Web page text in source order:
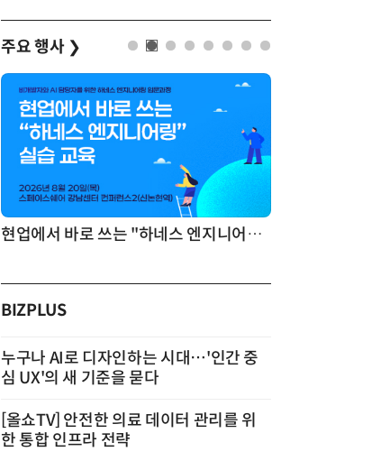
주요 행사 ❯
현업에서 바로 쓰는 "하네스 엔지니어링" 실습 교육
BIZPLUS
누구나 AI로 디자인하는 시대…'인간 중
심 UX'의 새 기준을 묻다
[올쇼TV] 안전한 의료 데이터 관리를 위
한 통합 인프라 전략